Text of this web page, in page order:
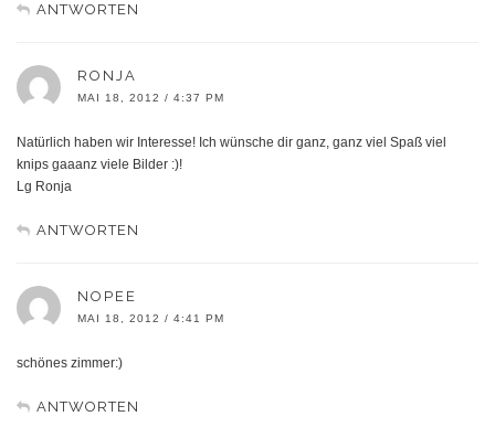
ANTWORTEN
RONJA
MAI 18, 2012 / 4:37 PM
Natürlich haben wir Interesse! Ich wünsche dir ganz, ganz viel Spaß viel
knips gaaanz viele Bilder :)!
Lg Ronja
ANTWORTEN
NOPEE
MAI 18, 2012 / 4:41 PM
schönes zimmer:)
ANTWORTEN